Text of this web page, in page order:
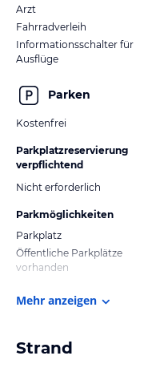
Arzt
Fahrradverleih
Informationsschalter für
Ausflüge
Parken
Kostenfrei
Parkplatzreservierung
verpflichtend
Nicht erforderlich
Parkmöglichkeiten
Parkplatz
Öffentliche Parkplätze
vorhanden
Mehr anzeigen
Strand